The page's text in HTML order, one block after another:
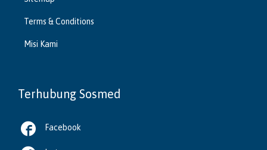
Terms & Conditions
Misi Kami
Terhubung Sosmed
 Facebook